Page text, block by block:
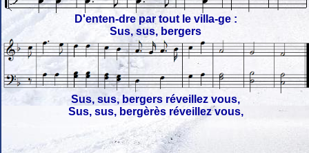
D'enten-dre par tout le villa-ge :
Sus, sus, bergers
Sus, sus, bergers réveillez vous,
Sus, sus, bergèrès réveillez vous,